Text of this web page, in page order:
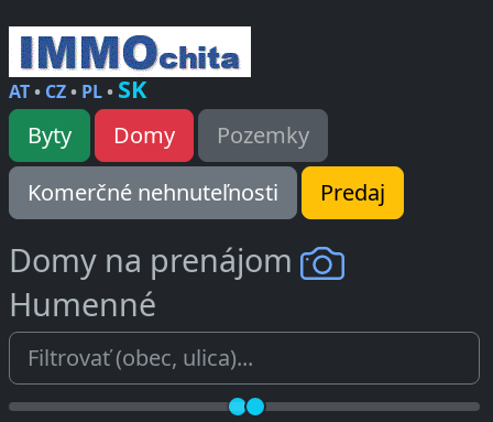
AT• CZ• PL• SK
Byty Domy
Pozemky
Komerčné nehnuteľnosti
Predaj
Domy na prenájom
Humenné